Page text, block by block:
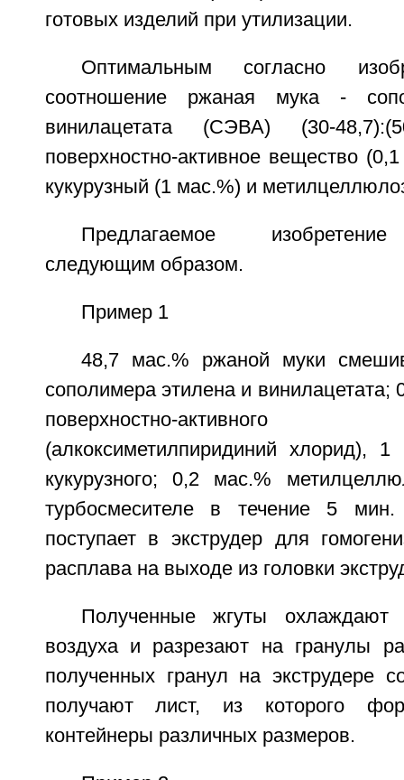
готовых изделий при утилизации.
Оптимальным согласно
соотношение ржаная мука -
винилацетата (СЭВА) (30-
поверхностно-активное вещество
кукурузный (1 мас.%) и
Предлагаемое
следующим образом.
Пример 1
48,7 мас.% ржаной муки
сополимера этилена и винилацетата;
поверхностно-
(алкоксиметилпиридиний хлорид),
кукурузного; 0,2 мас.%
турбосмесителе в течение 5
поступает в экструдер для
расплава на выходе из головки
Полученные жгуты охлаждают
воздуха и разрезают на гранулы
полученных гранул на экструдере
получают лист, из которого
контейнеры различных размеров.